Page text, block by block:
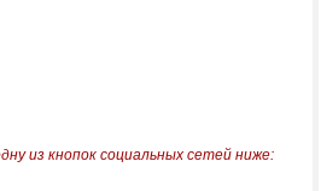
из кнопок социальных сетей ниже: